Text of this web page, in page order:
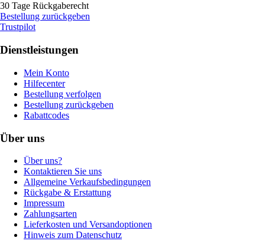
30 Tage Rückgaberecht
Bestellung zurückgeben
Trustpilot
Dienstleistungen
Mein Konto
Hilfecenter
Bestellung verfolgen
Bestellung zurückgeben
Rabattcodes
Über uns
Über uns?
Kontaktieren Sie uns
Allgemeine Verkaufsbedingungen
Rückgabe & Erstattung
Impressum
Zahlungsarten
Lieferkosten und Versandoptionen
Hinweis zum Datenschutz